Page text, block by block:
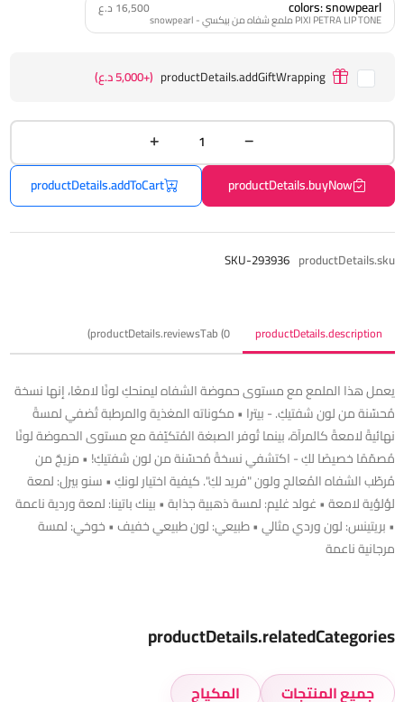
colors: snowpearl
PIXI PETRA LIP TONE ملمع شفاه من بيكسي - snowpearl
16,500 د.ع
productDetails.addGiftWrapping (+5,000 د.ع)
productDetails.buyNow
productDetails.addToCart
productDetails.sku
SKU-293936
productDetails.description
productDetails.reviewsTab (0)
يعمل هذا الملمع مع مستوى حموضة الشفاه ليمنحكِ لونًا لامعًا، إنها نسخة
مُحسّنة من لون شفتيكِ. - بيترا • مكوناته المغذية والمرطبة تُضفي لمسةً
نهائيةً لامعةً كالمرآة، بينما تُوفر الصبغة المُتكيّفة مع مستوى الحموضة لونًا
مُصمّمًا خصيصًا لكِ - اكتشفي نسخةً مُحسّنة من لون شفتيكِ! • مزيجٌ من
مُرطّب الشفاه المُعالج ولون "فريد لكِ". كيفية اختيار لونكِ • سنو بيرل: لمعة
لؤلؤية لامعة • غولد غليم: لمسة ذهبية جذابة • بينك باتينا: لمعة وردية ناعمة
• بريتينس: لون وردي مثالي • طبيعي: لون طبيعي خفيف • خوخي: لمسة
مرجانية ناعمة
productDetails.relatedCategories
جميع المنتجات المكياج